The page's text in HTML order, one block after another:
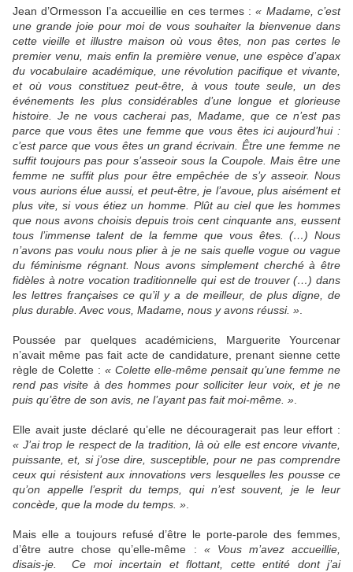
Jean d’Ormesson l’a accueillie en ces termes :« Madame, c’est
une grande joie pour moi de vous souhaiter la bienvenue dans
cette vieille et illustre maison où vous êtes, non pas certes le
premier venu, mais enfin la première venue, une espèce d’apax
du vocabulaire académique, une révolution pacifique et vivante,
et où vous constituez peut-être, à vous toute seule, un des
événements les plus considérables d’une longue et glorieuse
histoire. Je ne vous cacherai pas, Madame, que ce n’est pas
parce que vous êtes une femme que vous êtes ici aujourd’hui :
c’est parce que vous êtes un grand écrivain. Être une femme ne
suffit toujours pas pour s’asseoir sous la Coupole. Mais être une
femme ne suffit plus pour être empêchée de s’y asseoir. Nous
vous aurions élue aussi, et peut-être, je l’avoue, plus aisément et
plus vite, si vous étiez un homme. Plût au ciel que les hommes
que nous avons choisis depuis trois cent cinquante ans, eussent
tous l’immense talent de la femme que vous êtes. (…) Nous
n’avons pas voulu nous plier à je ne sais quelle vogue ou vague
du féminisme régnant. Nous avons simplement cherché à être
fidèles à notre vocation traditionnelle qui est de trouver (…) dans
les lettres françaises ce qu’il y a de meilleur, de plus digne, de
plus durable. Avec vous, Madame, nous y avons réussi. »
Poussée par quelques académiciens, Marguerite Yourcenar
n’avait même pas fait acte de candidature, prenant sienne cette
règle de Colette : « Colette elle-même pensait qu’une femme ne
rend pas visite à des hommes pour solliciter leur voix, et je ne
puis qu’être de son avis, ne l’ayant pas fait moi-même. »
Elle avait juste déclaré qu’elle ne découragerait pas leur effort :
« J’ai trop le respect de la tradition, là où elle est encore vivante,
puissante, et, si j’ose dire, susceptible, pour ne pas comprendre
ceux qui résistent aux innovations vers lesquelles les pousse ce
qu’on appelle l’esprit du temps, qui n’est souvent, je le leur
concède, que la mode du temps. »
Mais elle a toujours refusé d’être le porte-parole des femmes,
d’être autre chose qu’elle-même : « Vous m’avez accueillie,
disais-je. Ce moi incertain et flottant, cette entité dont j’ai